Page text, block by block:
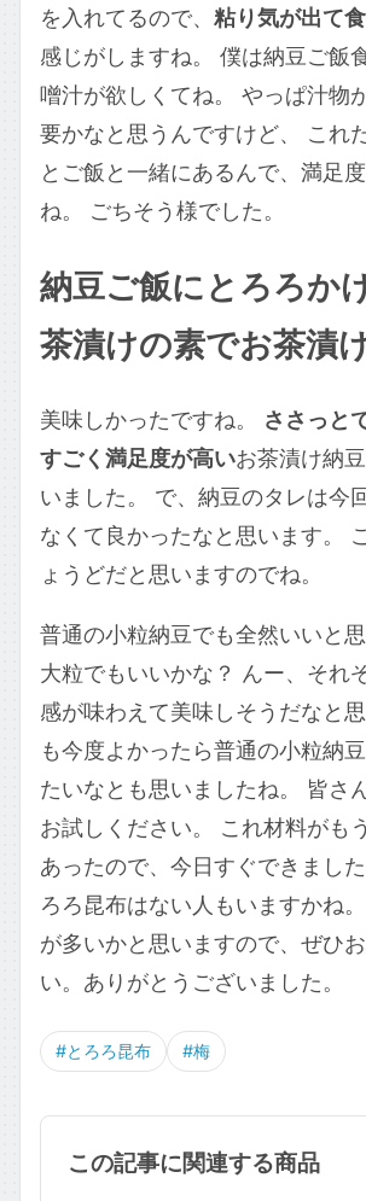
を入れてるので、 粘り気が出て
感じがしますね。 僕は納豆ご飯
噌汁が欲しくてね。 やっぱ汁物
要かなと思うんですけど、 これ
とご飯と一緒にあるんで、満足
ね。 ごちそう様でした。
納豆ご飯にとろろか
茶漬けの素でお茶漬
美味しかったですね。 ささっと
すごく満足度が高いお茶漬け納
いました。 で、納豆のタレは今
なくて良かったなと思います。
ょうどだと思いますのでね。
普通の小粒納豆でも全然いいと思
大粒でもいいかな？ んー、それ
感が味わえて美味しそうだなと
も今度よかったら普通の小粒納
たいなとも思いましたね。 皆さ
お試しください。 これ材料がも
あったので、今日すぐできまし
ろろ昆布はない人もいますかね
が多いかと思いますので、ぜひ
い。ありがとうございました。
#とろろ昆布 #梅
この記事に関連する商品